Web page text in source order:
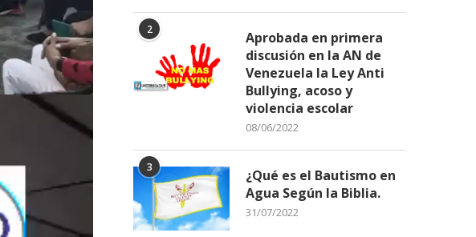
2
Aprobada en primera
discusión en la AN de
Venezuela la Ley Anti
Bullying, acoso y
violencia escolar
08/06/2022
3
¿Qué es el Bautismo en
Agua Según la Biblia.
31/07/2022